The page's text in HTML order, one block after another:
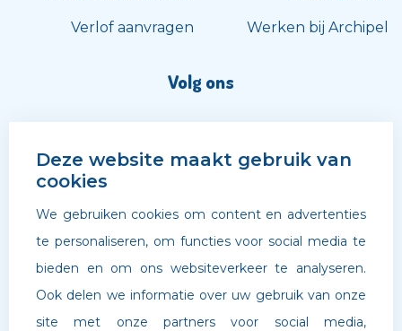
Verlof aanvragen Werken bij Archipel
Volg ons
Deze website maakt gebruik van
cookies
We gebruiken cookies om content en advertenties
te personaliseren, om functies voor social media te
bieden en om ons websiteverkeer te analyseren.
Ook delen we informatie over uw gebruik van onze
site met onze partners voor social media,